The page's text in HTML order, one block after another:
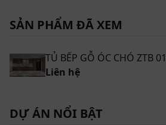
Thông tin chi tiết về sản
Tên sản phẩm: Tủ bếp gỗ óc chó
Chất liệu: Gỗ óc chó Bắc Mỹ tự
phù hợp với từng không gian
SẢN PHẨM ĐÃ XEM
TỦ BẾP GỖ ÓC CHÓ ZTB 01
Liên hệ
DỰ ÁN NỔI BẬT